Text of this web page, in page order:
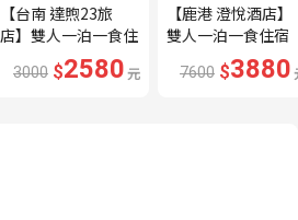
【台南 達煦23旅
店】雙人一泊一食住
宿券---🔥近海安路
商圈🔥
3000 $2580元
【鹿港 澄悅酒店】
雙人一泊一食住宿
券---🔥平日限量升
等家庭房、贈兩小
7600 $3880